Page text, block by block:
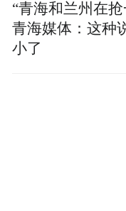
“青海和兰州在
青海媒体：这种
小了